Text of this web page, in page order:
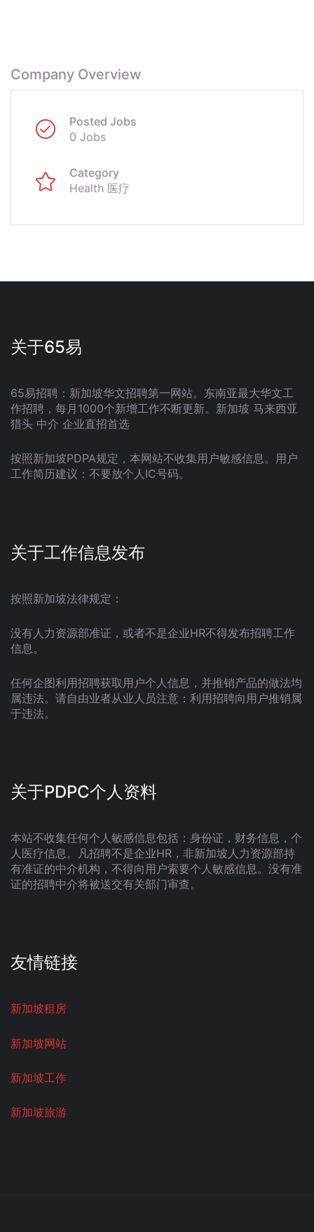
Company Overview
Posted Jobs
0 Jobs
Category
Health 医疗
关于65易
65易招聘：新加坡华文招聘第一网站。东南亚最大华文工
作招聘，每月1000个新增工作不断更新。新加坡 马来西亚
猎头 中介 企业直招首选
按照新加坡PDPA规定，本网站不收集用户敏感信息。用户
工作简历建议：不要放个人IC号码。
关于工作信息发布
按照新加坡法律规定：
没有人力资源部准证，或者不是企业HR不得发布招聘工作
信息。
任何企图利用招聘获取用户个人信息，并推销产品的做法均
属违法。请自由业者从业人员注意：利用招聘向用户推销属
于违法。
关于PDPC个人资料
本站不收集任何个人敏感信息包括：身份证，财务信息，个
人医疗信息。凡招聘不是企业HR，非新加坡人力资源部持
有准证的中介机构，不得向用户索要个人敏感信息。没有准
证的招聘中介将被送交有关部门审查。
友情链接
新加坡租房
新加坡网站
新加坡工作
新加坡旅游